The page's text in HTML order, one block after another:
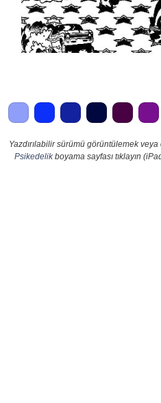
Yazdırılabilir sürümü görüntülemek
Psikedelikboyama sayfası tıklayın